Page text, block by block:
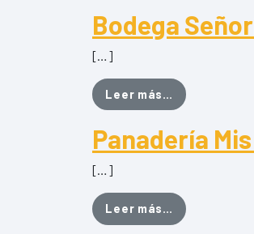
Bodega
[…]
Leer más… from
Panadería
[…]
Leer más… from